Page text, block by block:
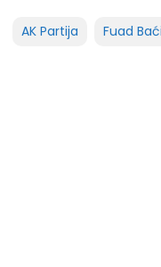
AK Partija Fuad